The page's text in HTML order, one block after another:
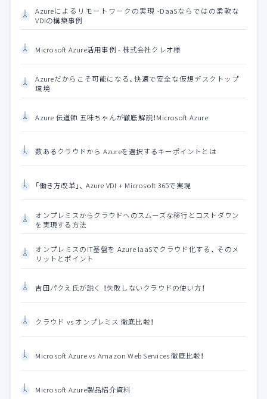
Azureによるリモートワークの実現 -DaaSならではの柔軟な
VDIの構築事例
Microsoft Azure活用事例 - 株式会社クレオ様
Azureだからこそ可能になる、快適で安全な仮想デスクトップ
環境
Azure 伝道師 五味ちゃんが徹底解説！Microsoft Azure
数あるクラウドから Azureを選択するキーポイントとは
「働き方改革」、 Azure VDI + Microsoft 365で実現
オンプレミスからクラウドへのスムーズな移行とコストダウン
を実現する方法
オンプレミスのIT基盤を Azure IaaSでクラウド化する、 そのメ
リットとポイント
吉田パクえ氏が説く ！失敗しないクラウドの使い方！
クラウド vs オンプレミス 徹底比較！
Microsoft Azure vs Amazon Web Services 徹底比較！
Microsoft Azure製品紹介資料